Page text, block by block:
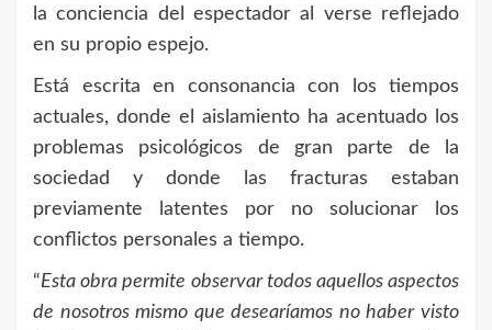
la conciencia del espectador al verse reflejado
en su propio espejo.
Está escrita en consonancia con los tiempos
actuales, donde el aislamiento ha acentuado los
problemas psicológicos de gran parte de la
sociedad y donde las fracturas estaban
previamente latentes por no solucionar los
conflictos personales a tiempo.
“Esta obra permite observar todos aquellos aspectos
de nosotros mismo que desearíamos no haber visto